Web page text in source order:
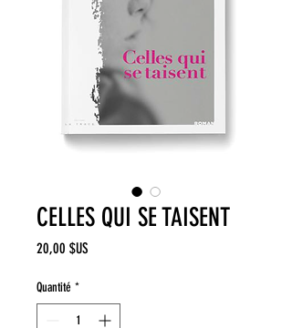
CELLES QUI SE TAISENT
20,00 $US
Quantité *